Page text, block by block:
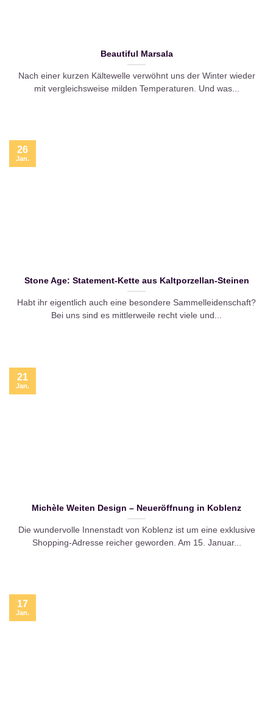
Beautiful Marsala
Nach einer kurzen Kältewelle verwöhnt uns der Winter wieder
mit vergleichsweise milden Temperaturen. Und was...
Stone Age: Statement-Kette aus Kaltporzellan-Steinen
Habt ihr eigentlich auch eine besondere Sammelleidenschaft?
Bei uns sind es mittlerweile recht viele und...
26
Jan.
Michèle Weiten Design – Neueröffnung in Koblenz
Die wundervolle Innenstadt von Koblenz ist um eine exklusive
Shopping-Adresse reicher geworden. Am 15. Januar...
21
Jan.
17
Jan.